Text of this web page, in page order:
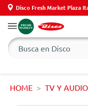
Disco Fresh Market Plaza
HOME TV Y AUDIO